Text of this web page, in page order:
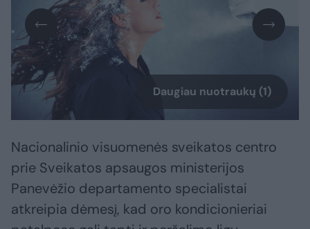
Daugiau nuotraukų (1)
Nacionalinio visuomenės sveikatos centro
prie Sveikatos apsaugos ministerijos
Panevėžio departamento specialistai
atkreipia dėmesį, kad oro kondicionieriai